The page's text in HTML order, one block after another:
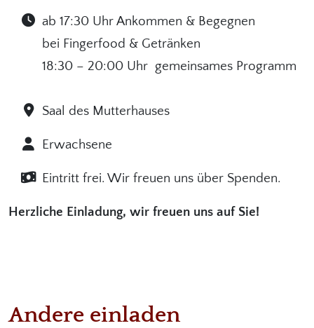
ab 17:30 Uhr Ankommen & Begegnen
bei Fingerfood & Getränken
18:30 – 20:00 Uhr gemeinsames Programm
Saal des Mutterhauses
Erwachsene
Eintritt frei. Wir freuen uns über Spenden.
Herzliche Einladung, wir freuen uns auf Sie!
Andere einladen